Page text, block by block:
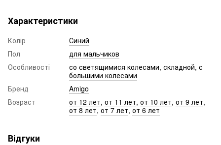
Характеристики
Колір
Синий
Пол
для мальчиков
Особливості
со светящимися колесами, складной, с
большими колесами
Бренд
Amigo
Возраст
от 12 лет, от 11 лет, от 10 лет, от 9 лет,
от 8 лет,от 7 лет,от 6 лет
Відгуки